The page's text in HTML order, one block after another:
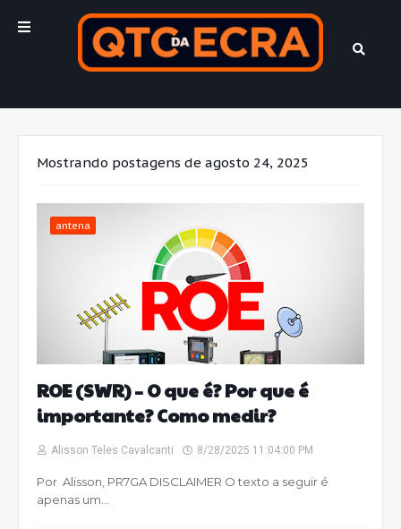
Mostrando postagens de agosto 24, 2025
antena
ROE (SWR) – O que é? Por que é
importante? Como medir?
Alisson Teles Cavalcanti 8/28/2025 11:04:00 PM
Por Alisson, PR7GA DISCLAIMER O texto a seguir é
apenas um…